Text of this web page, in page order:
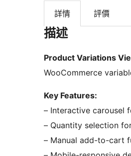
詳情 評價
描述
Product Variations
WooCommerce
Key Features:
– Interactive carousel
– Quantity selection
– Manual add-to-cart